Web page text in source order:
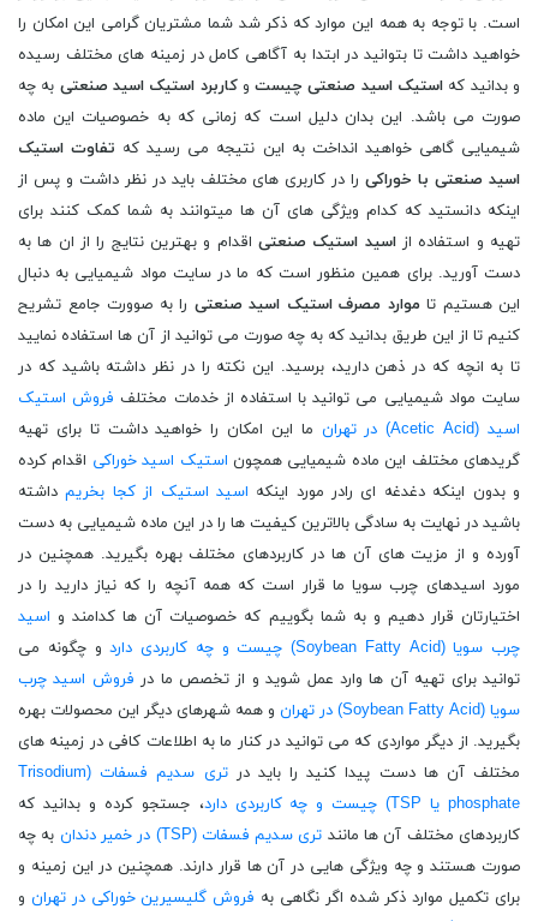
است. با توجه به همه این موارد که ذکر شد شما مشتریان گرامی این امکان را
خواهید داشت تا بتوانید در ابتدا به آگاهی کامل در زمینه های مختلف رسیده
و بدانید که استیک اسید صنعتی چیستوکاربرد استیک اسید صنعتی به چه
صورت می باشد. این بدان دلیل است که زمانی که به خصوصیات این ماده
شیمیایی گاهی خواهید انداخت به این نتیجه می رسید که تفاوت استیک
اسید صنعتی با خوراکیرا در کاربری های مختلف باید در نظر داشت و پس از
اینکه دانستید که کدام ویژگی های آن ها میتوانند به شما کمک کنند برای
تهیه و استفاده ازاسید استیک صنعتی اقدام و بهترین نتایج را از ان ها به
دست آورید. برای همین منظور است که ما در سایت مواد شیمیایی به دنبال
این هستیم تا موارد مصرفاستیک اسید صنعتی را به صوورت جامع تشریح
کنیم تا از این طریق بدانید که به چه صورت می توانید از آن ها استفاده نمایید
تا به انچه که در ذهن دارید، برسید. این نکته را در نظر داشته باشید که در
سایت مواد شیمیایی می توانید با استفاده از خدمات مختلف فروش استیک
اسید (Acetic Acid) در تهران
ما این امکان را خواهید داشت تا برای تهیه
گریدهای مختلف این ماده شیمیایی همچون استیک اسید خوراکی اقدام کرده
و بدون اینکه دغدغه ای رادر مورد اینکه اسید استیک از کجا بخریمداشته
باشید در نهایت به سادگی بالاترین کیفیت ها را در این ماده شیمیایی به دست
آورده و از مزیت های آن ها در کاربردهای مختلف بهره بگیرید. همچنین در
مورد اسیدهای چرب سویا ما قرار است که همه آنچه را که نیاز دارید را در
اختیارتان قرار دهیم و به شما بگوییم که خصوصیات آن ها کدامند و اسید
چرب سویا (Soybean Fatty Acid) چیست و چه کاربردی دارد
و چگونه می
توانید برای تهیه آن ها وارد عمل شوید و از تخصص ما در فروش اسید چرب
سویا (Soybean Fatty Acid) در تهران
و همه شهرهای دیگر این محصولات بهره
بگیرید. از دیگر مواردی که می توانید در کنار ما به اطلاعات کافی در زمینه های
مختلف آن ها دست پیدا کنید را باید در
تری سدیم فسفات (Trisodium
phosphate یا TSP) چیست و چه کاربردی دارد
، جستجو کرده و بدانید که
کاربردهای مختلف آن ها مانند تری سدیم فسفات (TSP) در خمیر دندان
به چه
صورت هستند و چه ویژگی هایی در آن ها قرار دارند. همچنین در این زمینه و
برای تکمیل موارد ذکر شده اگر نگاهی به فروش گلیسیرین خوراکی در تهران و